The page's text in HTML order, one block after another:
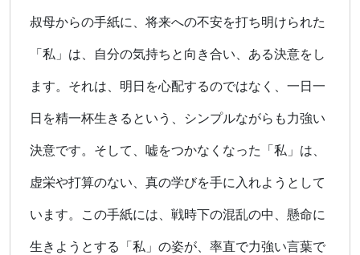
叔母からの手紙に、将来への不安を打ち明けられた
「私」は、自分の気持ちと向き合い、ある決意をし
ます。それは、明日を心配するのではなく、一日一
日を精一杯生きるという、シンプルながらも力強い
決意です。そして、嘘をつかなくなった「私」は、
虚栄や打算のない、真の学びを手に入れようとして
います。この手紙には、戦時下の混乱の中、懸命に
生きようとする「私」の姿が、率直で力強い言葉で